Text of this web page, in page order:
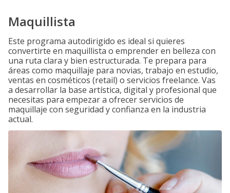
Maquillista
Este programa autodirigido es ideal si quieres
convertirte en maquillista o emprender en belleza con
una ruta clara y bien estructurada. Te prepara para
áreas como maquillaje para novias, trabajo en estudio,
ventas en cosméticos (retail) o servicios freelance. Vas
a desarrollar la base artística, digital y profesional que
necesitas para empezar a ofrecer servicios de
maquillaje con seguridad y confianza en la industria
actual.